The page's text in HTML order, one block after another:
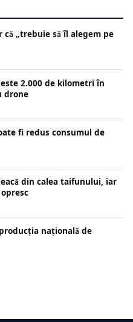
„trebuie să îl alegem pe
2.000 de kilometri în
drone
fi redus consumul de
din calea taifunului, iar
națională de